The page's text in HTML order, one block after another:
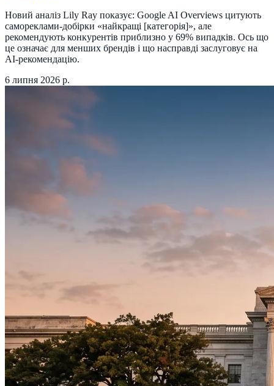
Новий аналіз Lily Ray показує: Google AI Overviews цитують
самореклами-добірки «найкращі [категорія]», але
рекомендують конкурентів приблизно у 69% випадків. Ось що
це означає для менших брендів і що насправді заслуговує на
AI-рекомендацію.
6 липня 2026 р.